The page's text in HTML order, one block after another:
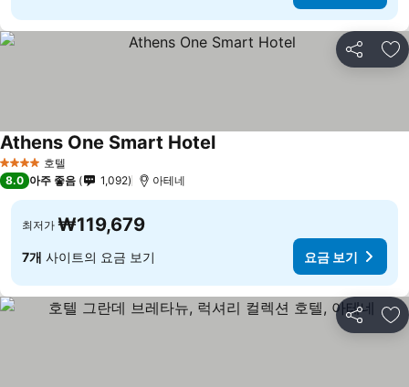
공유 즐
4 성급 호텔
Athens One Smart Hotel
8.0 아주 좋음 1,092 아테네
최저가 ₩119,679
7개 사이트의 요금 보기 요금 보기
공유 즐